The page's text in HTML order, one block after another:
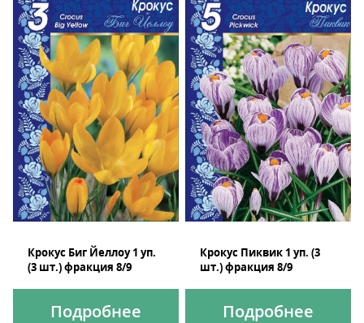
Крокус Биг Йеллоу 1 уп.
(3 шт.) фракция 8/9
Подробнее
Крокус Пиквик 1 уп. (3
шт.) фракция 8/9
Подробнее